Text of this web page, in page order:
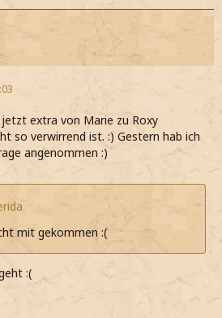
extra von Marie zu Roxy
so verwirrend ist. :) Gestern hab ich
angenommen :)
mit gekommen :(
:(